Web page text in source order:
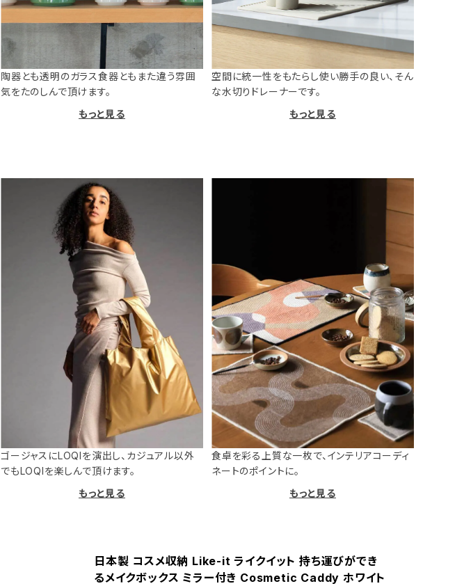
陶器とも透明のガラス食器ともまた違う雰囲
気をたのしんで頂けます。
もっと見る
空間に統一性をもたらし使い勝手の良い、そん
な水切りドレーナーです。
もっと見る
ゴージャスにLOQIを演出し、カジュアル以外
でもLOQIを楽しんで頂けます。
もっと見る
食卓を彩る上質な一枚で、インテリアコーディ
ネートのポイントに。
もっと見る
日本製 コスメ収納 Like-it ライクイット 持ち運びができ
るメイクボックス ミラー付き Cosmetic Caddy ホワイト